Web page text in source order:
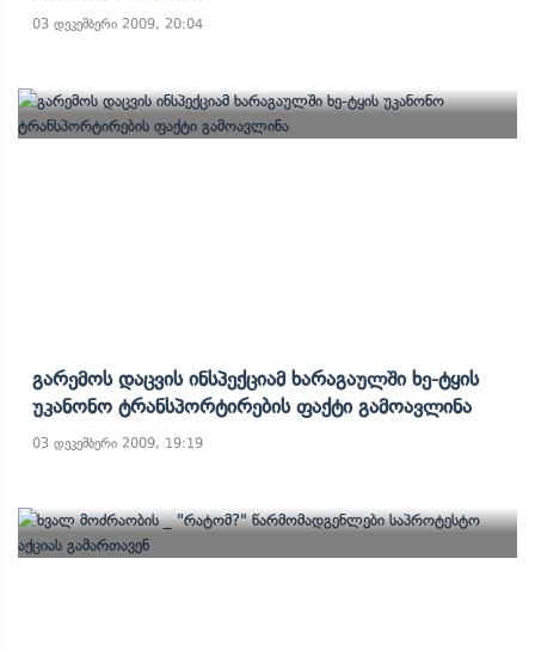
03 დეკემბერი 2009, 20:04
Გარემოს Დაცვის Ინსპექციამ Ხარაგაულში Ხე-Ტყის
Უკანონო Ტრანსპორტირების Ფაქტი Გამოავლინა
03 დეკემბერი 2009, 19:19